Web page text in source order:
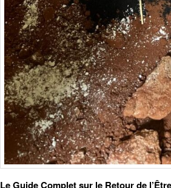
Le Guide Complet sur le Retour de